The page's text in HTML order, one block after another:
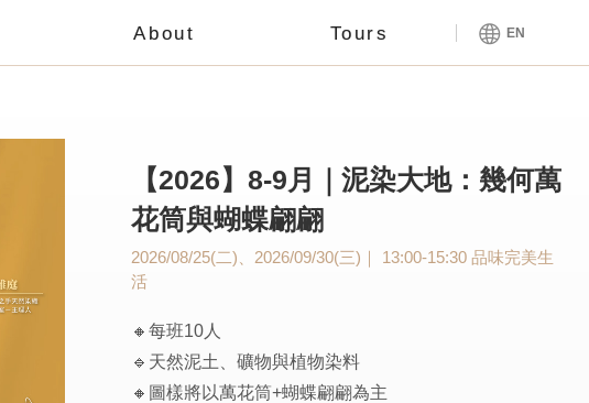
About Tours EN
【2026】8-9月｜泥染大地：幾何萬
花筒與蝴蝶翩翩
2026/08/25(二)、2026/09/30(三)｜ 13:00-15:30 品味完美生
活
🔸每班10人
🔹天然泥土、礦物與植物染料
🔸圖樣將以萬花筒+蝴蝶翩翩為主